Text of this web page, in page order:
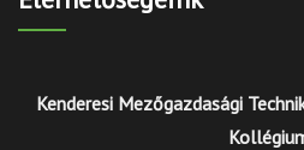
Kenderesi Mezőgazdasági